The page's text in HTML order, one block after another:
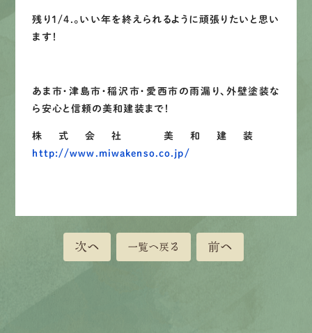
残り1/4.。いい年を終えられるように頑張りたいと思い
ます！
あま市・津島市・稲沢市・愛西市の雨漏り、外壁塗装な
ら安心と信頼の美和建装まで！
株式会社 美和建装
http://www.miwakenso.co.jp/
次へ 一覧へ戻る 前へ